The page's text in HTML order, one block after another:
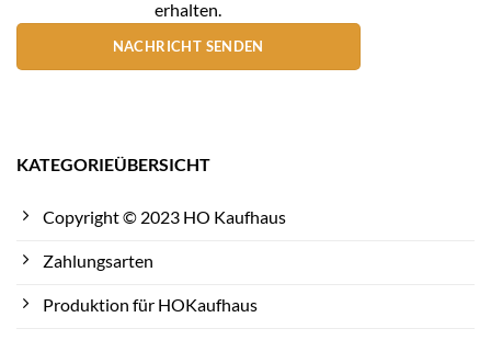
erhalten.
NACHRICHT SENDEN
KATEGORIEÜBERSICHT
Copyright © 2023 HO Kaufhaus
Zahlungsarten
Produktion für HOKaufhaus